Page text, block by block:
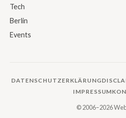
Tech
Berlin
Events
DATENSCHUTZERKLÄRUNG
IMPRESSUM
© 2006–2026